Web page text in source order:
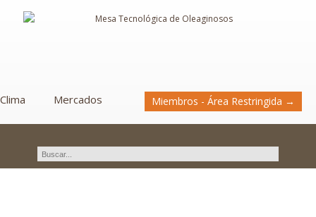
Clima Mercados Miembros - Área Restringida →